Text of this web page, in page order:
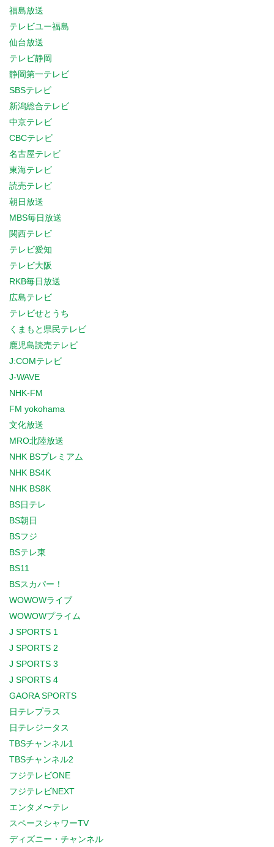
福島放送
テレビユー福島
仙台放送
テレビ静岡
静岡第一テレビ
SBSテレビ
新潟総合テレビ
中京テレビ
CBCテレビ
名古屋テレビ
東海テレビ
読売テレビ
朝日放送
MBS毎日放送
関西テレビ
テレビ愛知
テレビ大阪
RKB毎日放送
広島テレビ
テレビせとうち
くまもと県民テレビ
鹿児島読売テレビ
J:COMテレビ
J-WAVE
NHK-FM
FM yokohama
文化放送
MRO北陸放送
NHK BSプレミアム
NHK BS4K
NHK BS8K
BS日テレ
BS朝日
BSフジ
BSテレ東
BS11
BSスカパー！
WOWOWライブ
WOWOWプライム
J SPORTS 1
J SPORTS 2
J SPORTS 3
J SPORTS 4
GAORA SPORTS
日テレプラス
日テレジータス
TBSチャンネル1
TBSチャンネル2
フジテレビONE
フジテレビNEXT
エンタメ〜テレ
スペースシャワーTV
ディズニー・チャンネル